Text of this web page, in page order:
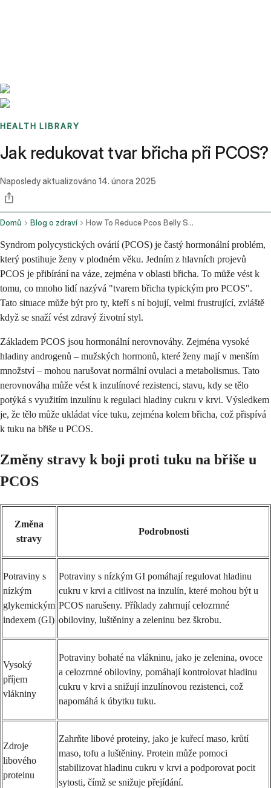
HEALTH LIBRARY
Jak redukovat tvar břicha při PCOS?
Naposledy aktualizováno 14. února 2025
Domů Blog o zdraví How To Reduce Pcos Belly Shape
Syndrom polycystických ovárií (PCOS) je častý hormonální problém,
který postihuje ženy v plodném věku. Jedním z hlavních projevů
PCOS je přibírání na váze, zejména v oblasti břicha. To může vést k
tomu, co mnoho lidí nazývá "tvarem břicha typickým pro PCOS".
Tato situace může být pro ty, kteří s ní bojují, velmi frustrující, zvláště
když se snaží vést zdravý životní styl.
Základem PCOS jsou hormonální nerovnováhy. Zejména vysoké
hladiny androgenů – mužských hormonů, které ženy mají v menším
množství – mohou narušovat normální ovulaci a metabolismus. Tato
nerovnováha může vést k inzulínové rezistenci, stavu, kdy se tělo
potýká s využitím inzulínu k regulaci hladiny cukru v krvi. Výsledkem
je, že tělo může ukládat více tuku, zejména kolem břicha, což přispívá
k tuku na břiše u PCOS.
Změny stravy k boji proti tuku na břiše u
PCOS
Změna
stravy
Podrobnosti
Potraviny s
nízkým
glykemickým
indexem (GI)
Potraviny s nízkým GI pomáhají regulovat hladinu
cukru v krvi a citlivost na inzulín, které mohou být u
PCOS narušeny. Příklady zahrnují celozrnné
obiloviny, luštěniny a zeleninu bez škrobu.
Vysoký
příjem
vlákniny
Potraviny bohaté na vlákninu, jako je zelenina, ovoce
a celozrnné obiloviny, pomáhají kontrolovat hladinu
cukru v krvi a snižují inzulínovou rezistenci, což
napomáhá k úbytku tuku.
Zdroje
libového
proteinu
Zahrňte libové proteiny, jako je kuřecí maso, krůtí
maso, tofu a luštěniny. Protein může pomoci
stabilizovat hladinu cukru v krvi a podporovat pocit
sytosti, čímž se snižuje přejídání.